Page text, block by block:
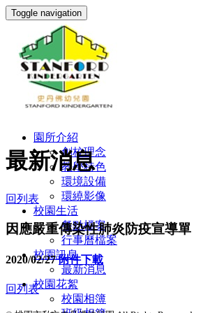
Toggle navigation
園所介紹
創校理念
教學特色
環境設備
環繞影像
校園生活
餐點檔案
行事曆檔案
校園訊息
最新消息
校園花絮
校園相簿
最新消息
回列表
因應嚴重傳染性肺炎防疫宣導單
2020/02/27附件下載
回列表